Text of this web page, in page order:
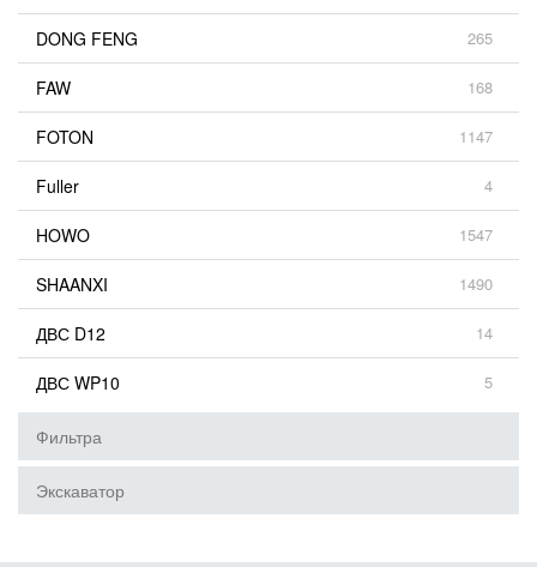
DONG FENG 265
FAW 168
FOTON 1147
Fuller 4
HOWO 1547
SHAANXI 1490
ДВС D12 14
ДВС WP10 5
Фильтра
Экскаватор